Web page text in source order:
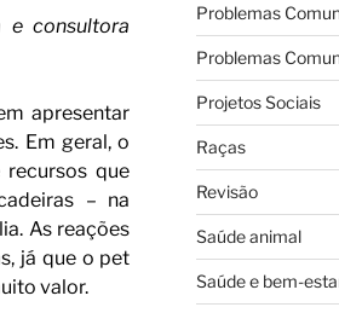
e consultora
apresentar
Em geral, o
que
– na
As reações
já que o pet
valor.
Problemas
Problemas
Projetos Sociais
Raças
Revisão
Saúde animal
Saúde e bem-